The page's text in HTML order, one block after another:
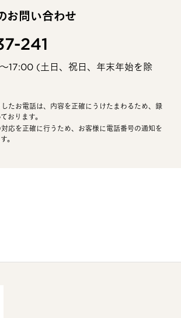
お問い合わせ
241
17:00 (土日、祝日、年末年始を除
たお電話は、内容を正確にうけたまわるため、録
おります。
応を正確に行うため、お客様に電話番号の通知を
。